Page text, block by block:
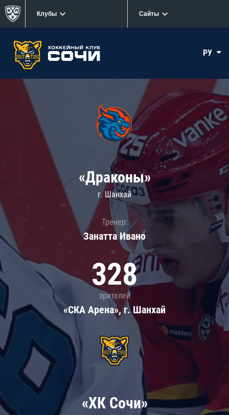
Клубы Сайты
РУ
«Драконы»
г. Шанхай
Тренер:
Занатта Иванo
328
зрителей
«СКА Арена», г. Шанхай
«ХК Сочи»